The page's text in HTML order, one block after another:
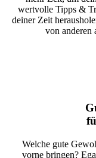
wertvolle Tipps &
deiner Zeit
von anderen
Welche gute
vorne bringen?